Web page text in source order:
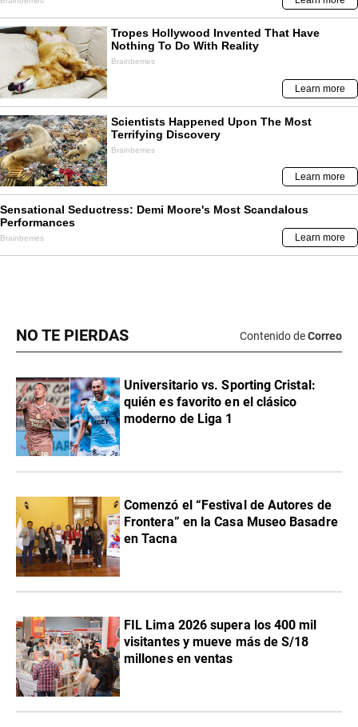
NO TE PIERDAS Contenido deCorreo
Universitario vs. Sporting Cristal:
quién es favorito en el clásico
moderno de Liga 1
Comenzó el “Festival de Autores de
Frontera” en la Casa Museo Basadre
en Tacna
FIL Lima 2026 supera los 400 mil
visitantes y mueve más de S/18
millones en ventas